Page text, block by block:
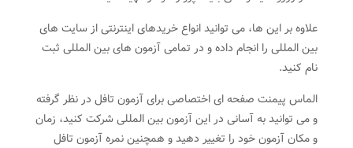
علاوه بر این ها، می توانید انواع خریدهای اینترنتی از سایت های
بین المللی را انجام داده و در تمامی آزمون های بین المللی ثبت
نام کنید.
الماس پیمنت صفحه ای اختصاصی برای آزمون تافل در نظر گرفته
و می توانید به آسانی در این آزمون بین المللی شرکت کنید، زمان
و مکان آزمون خود را تغییر دهید و همچنین نمره آزمون تافل